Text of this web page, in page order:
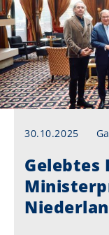
30.10.2025
Gelebtes